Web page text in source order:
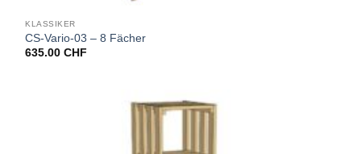
KLASSIKER
CS-Vario-03 – 8 Fächer
635.00CHF